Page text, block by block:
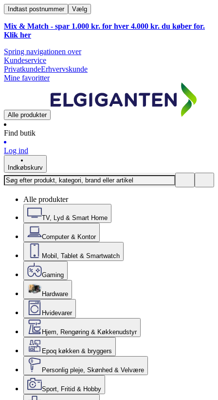
Indtast postnummer Vælg
Mix & Match - spar 1.000 kr. for hver 4.000 kr. du køber for.
Klik her
Spring navigationen over
Kundeservice
PrivatkundeErhvervskunde
Mine favoritter
Alle produkter
Find butik
Log ind
Indkøbskurv
Alle produkter
TV, Lyd & Smart Home
Computer & Kontor
Mobil, Tablet & Smartwatch
Gaming
Hardware
Hvidevarer
Hjem, Rengøring & Køkkenudstyr
Epoq køkken & bryggers
Personlig pleje, Skønhed & Velvære
Sport, Fritid & Hobby